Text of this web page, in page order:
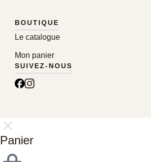
BOUTIQUE
Le catalogue
Mon panier
SUIVEZ-NOUS
Panier